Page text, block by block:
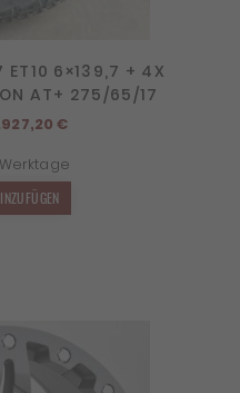
ET10 6×139,7 + 4X
AT+ 275/65/17
€
€Aktueller
ist: